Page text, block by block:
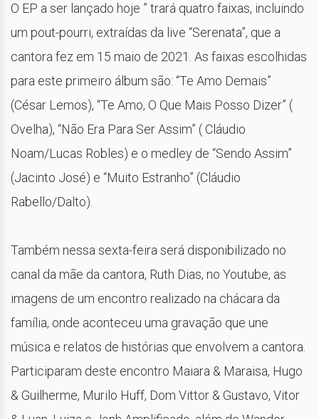
O EP a ser lançado hoje ” trará quatro faixas, incluindo
um pout-pourri, extraídas da live “Serenata”, que a
cantora fez em 15 maio de 2021. As faixas escolhidas
para este primeiro álbum são: “Te Amo Demais”
(César Lemos), “Te Amo, O Que Mais Posso Dizer” (
Ovelha), “Não Era Para Ser Assim” ( Cláudio
Noam/Lucas Robles) e o medley de “Sendo Assim”
(Jacinto José) e “Muito Estranho” (Cláudio
Rabello/Dalto).
Também nessa sexta-feira será disponibilizado no
canal da mãe da cantora, Ruth Dias, no Youtube, as
imagens de um encontro realizado na chácara da
família, onde aconteceu uma gravação que une
música e relatos de histórias que envolvem a cantora.
Participaram deste encontro Maiara & Maraisa, Hugo
& Guilherme, Murilo Huff, Dom Vittor & Gustavo, Vitor